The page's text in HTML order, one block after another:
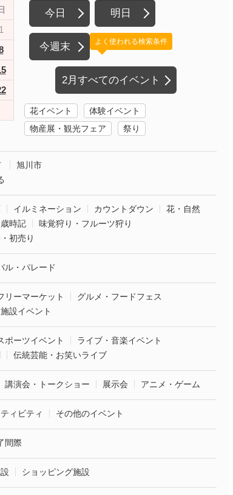
今日 明日
今週末
2月すべてのイベント
よく使われる検索条件
花イベント
体験イベント
物産展・観光フェア
祭り
旭川市
イルミネーション カウントダウン
花・自然
時記
味覚狩り・フルーツ狩り
初売り
ル・パレード
リーマーケット
グルメ・フードフェス
設イベント
ポーツイベント
ライブ・音楽イベント
伝統芸能・お笑いライブ
講演会・トークショー 展示会 アニメ・ゲーム
ィビティ その他のイベント
間際
ショッピング施設